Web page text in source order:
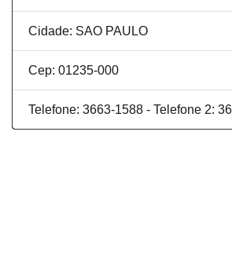
Cidade: SAO PAULO
Cep: 01235-000
Telefone: 3663-1588 - Telefone 2: